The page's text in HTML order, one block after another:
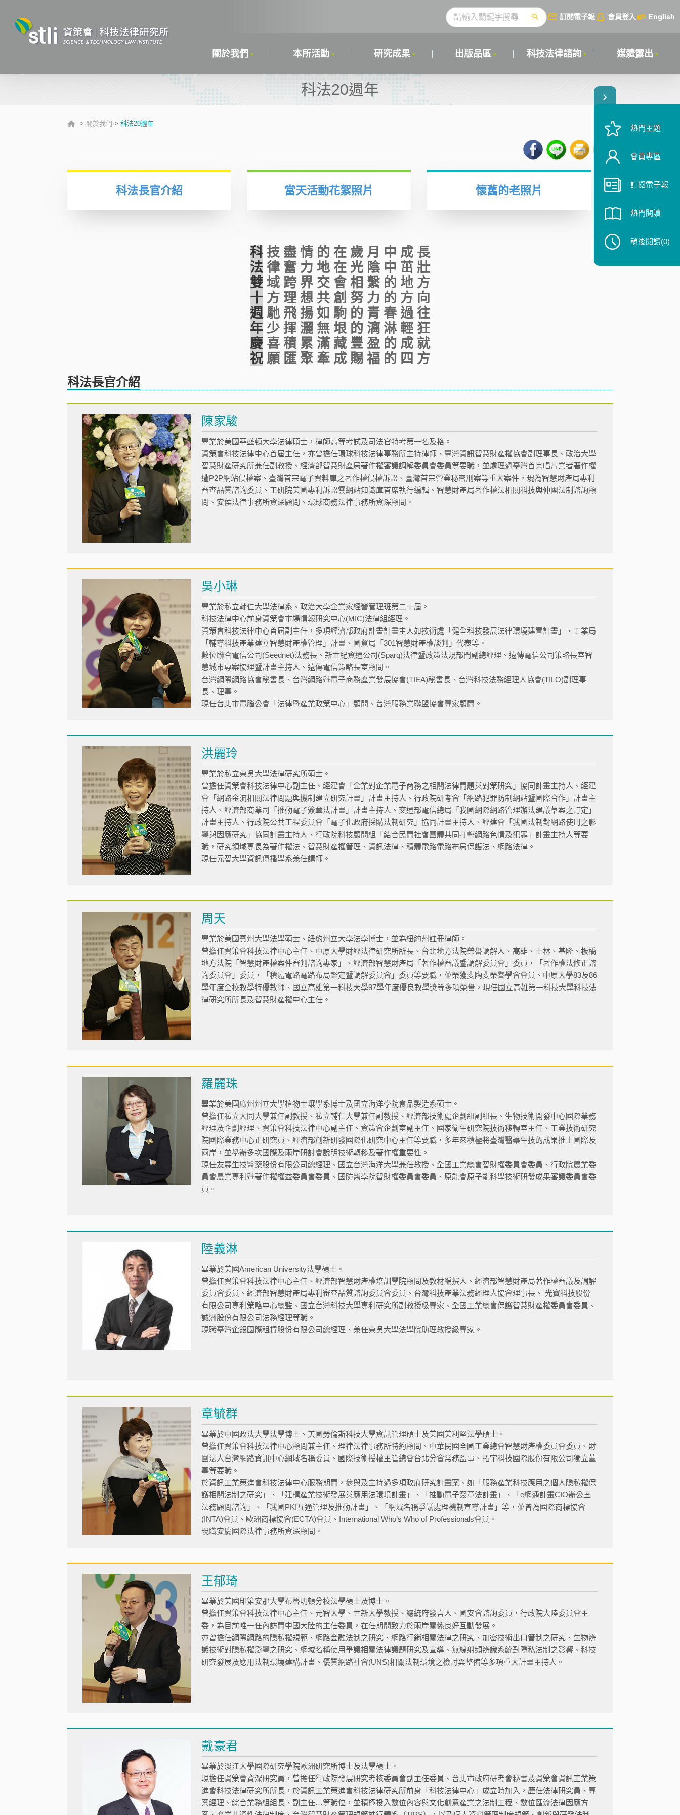
訂閱電子報 會員登入 English
關於我們 本所活動 研究成果 出版品區 科技法律諮詢 媒體露出
科法20週年
> 關於我們 > 科法20週年
科法長官介紹 當天活動花絮照片 懷舊的老照片
科 技 盡 情 的 在 歲 月 中 成 長
法 律 奮 力 地 在 光 陰 中 茁 壯
雙 域 跨 界 交 會 相 繫 的 地 方
十 方 理 想 共 創 努 力 的 方 向
週 馳 飛 揚 如 駒 的 青 春 過 往
年 少 揮 灑 無 垠 的 漓 淋 輕 狂
慶 喜 積 累 滿 藏 豐 盈 的 成 就
祝 願 匯 聚 牽 成 賜 福 的 四 方
科法長官介紹
陳家駿
畢業於美國華盛頓大學法律碩士，律師高等考試及司法官特考第一名及格。
資策會科技法律中心首屆主任，亦曾擔任環球科技法律事務所主持律師、臺灣資訊智慧財產權協會副理事長、政治大學
智慧財產研究所兼任副教授、經濟部智慧財產局著作權審議調解委員會委員等要職，並處理過臺灣首宗唱片業者著作權
遭P2P網站侵權案、臺灣首宗電子資料庫之著作權侵權訴訟、臺灣首宗營業秘密刑案等重大案件，現為智慧財產局專利
審查品質諮詢委員、工研院美國專利訴訟雲網站知識庫首席執行編輯、智慧財產局著作權法相關科技與仲團法制諮詢顧
問、安侯法律事務所資深顧問、環球商務法律事務所資深顧問。
吳小琳
畢業於私立輔仁大學法律系、政治大學企業家經營管理班第二十屆。
科技法律中心前身資策會市場情報研究中心(MIC)法律組經理。
資策會科技法律中心首屆副主任，多項經濟部政府計畫計畫主人如技術處「健全科技發展法律環境建置計畫」、工業局
「輔導科技產業建立智慧財產權管理」計畫、國貿局「301智慧財產權談判」代表等。
數位聯合電信公司(Seednet)法務長、新世紀資通公司(Sparq)法律暨政策法規部門副總經理、遠傳電信公司策略長室智
慧城市專案協理暨計畫主持人、遠傳電信策略長室顧問。
台灣網際網路協會秘書長、台灣網路暨電子商務產業發展協會(TIEA)秘書長、台灣科技法務經理人協會(TILO)副理事
長、理事。
現任台北市電腦公會「法律暨產業政策中心」顧問、台灣服務業聯盟協會專家顧問。
洪麗玲
畢業於私立東吳大學法律研究所碩士。
曾擔任資策會科技法律中心副主任、經建會「企業對企業電子商務之相關法律問題與對策研究」協同計畫主持人、經建
會「網路金流相關法律問題與機制建立研究計畫」計畫主持人、行政院研考會「網路犯罪防制網站暨國際合作」計畫主
持人、經濟部商業司「推動電子簽章法計畫」計畫主持人、交通部電信總局「我國網際網路管理辦法建議草案之訂定」
計畫主持人、行政院公共工程委員會「電子化政府採購法制研究」協同計畫主持人、經建會「我國法制對網路使用之影
響與因應研究」協同計畫主持人、行政院科技顧問組「結合民間社會團體共同打擊網路色情及犯罪」計畫主持人等要
職，研究領域專長為著作權法、智慧財產權管理、資訊法律、積體電路電路布局保護法、網路法律。
現任元智大學資訊傳播學系兼任講師。
周天
畢業於美國賓州大學法學碩士、紐約州立大學法學博士，並為紐約州註冊律師。
曾擔任資策會科技法律中心主任、中原大學財經法律研究所所長、台北地方法院榮譽調解人、高雄、士林、基隆、板橋
地方法院「智慧財產權案件審判諮詢專家」、經濟部智慧財產局「著作權審議暨調解委員會」委員，「著作權法修正諮
詢委員會」委員，「積體電路電路布局鑑定暨調解委員會」委員等要職，並榮獲斐陶斐榮譽學會會員、中原大學83及86
學年度全校教學特優教師、國立高雄第一科技大學97學年度優良教學獎等多項榮譽，現任國立高雄第一科技大學科技法
律研究所所長及智慧財產權中心主任。
羅麗珠
畢業於美國麻州州立大學植物土壤學系博士及國立海洋學院食品製造系碩士。
曾擔任私立大同大學兼任副教授、私立輔仁大學兼任副教授、經濟部技術處企劃組副組長、生物技術開發中心國際業務
經理及企劃經理、資策會科技法律中心副主任、資策會企劃室副主任、國家衛生研究院技術移轉室主任、工業技術研究
院國際業務中心正研究員、經濟部創新研發國際化研究中心主任等要職，多年來積極將臺灣醫藥生技的成果推上國際及
兩岸，並舉辦多次國際及兩岸研討會說明技術轉移及著作權重要性。
現任友霖生技醫藥股份有限公司總經理、國立台灣海洋大學兼任教授、全國工業總會智財權委員會委員、行政院農業委
員會農業專利暨著作權權益委員會委員、國防醫學院智財權委員會委員、原能會原子能科學技術研發成果審議委員會委
員。
陸義淋
畢業於美國American University法學碩士。
曾擔任資策會科技法律中心主任、經濟部智慧財產權培訓學院顧問及教材編撰人、經濟部智慧財產局著作權審議及調解
委員會委員、經濟部智慧財產局專利審查品質諮詢委員會委員、台灣科技產業法務經理人協會理事長、 光寶科技股份
有限公司專利策略中心總監、國立台灣科技大學專利研究所副教授級專家、全國工業總會保護智慧財產權委員會委員、
誠洲股份有限公司法務經理等職。
現職臺灣企銀國際租賃股份有限公司總經理、兼任東吳大學法學院助理教授級專家。
章毓群
畢業於中國政法大學法學博士、美國勞倫斯科技大學資訊管理碩士及美國美利堅法學碩士。
曾擔任資策會科技法律中心顧問兼主任、理律法律事務所特約顧問、中華民國全國工業總會智慧財產權委員會委員、財
團法人台灣網路資訊中心網域名稱委員、國際技術授權主管總會台北分會常務監事、拓宇科技國際股份有限公司獨立董
事等要職。
於資訊工業策進會科技法律中心服務期間，參與及主持過多項政府研究計畫案、如「服務產業科技應用之個人隱私權保
護相關法制之研究」、「建構產業技術發展與應用法環境計畫」、「推動電子簽章法計畫」、「e網通計畫CIO辦公室
法務顧問諮詢」、「我國PKI互通管理及推動計畫」、「網域名稱爭議處理機制宣導計畫」等，並曾為國際商標協會
(INTA)會員、歐洲商標協會(ECTA)會員、International Who’s Who of Professionals會員。
現職安慶國際法律事務所資深顧問。
王郁琦
畢業於美國印第安那大學布魯明頓分校法學碩士及博士。
曾擔任資策會科技法律中心主任、元智大學、世新大學教授、總統府發言人、國安會諮詢委員，行政院大陸委員會主
委，為目前唯一任內訪問中國大陸的主任委員，在任期間致力於兩岸關係良好互動發展。
亦曾擔任網際網路的隱私權規範、網路金融法制之研究、網路行銷相關法律之研究、加密技術出口管制之研究、生物辨
識技術對隱私權影響之研究、網域名稱使用爭議相關法律議題研究及宣導、無線射頻辨識系統對隱私法制之影響、科技
研究發展及應用法制環境建構計畫、優質網路社會(UNS)相關法制環境之檢討與整備等多項重大計畫主持人。
戴豪君
畢業於淡江大學國際研究學院歐洲研究所博士及法學碩士。
現擔任資策會資深研究員，曾擔任行政院發展研究考核委員會副主任委員、台北市政府研考會秘書及資策會資訊工業策
進會科技法律研究所所長，於資訊工業策進會科技法律研究所前身「科技法律中心」成立時加入，歷任法律研究員、專
案經理、綜合業務組組長、副主任…等職位，並積極投入數位內容與文化創意產業之法制工程、數位匯流法律因應方
熱門主題
會員專區
訂閱電子報
熱門閱讀
稍後閱讀(0)